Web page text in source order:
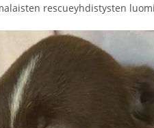
rescueyhdistysten